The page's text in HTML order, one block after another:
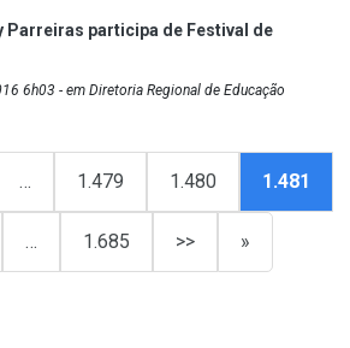
Parreiras participa de Festival de
6h03 - em Diretoria Regional de Educação
… 1.479 1.480 1.481
… 1.685 >> »